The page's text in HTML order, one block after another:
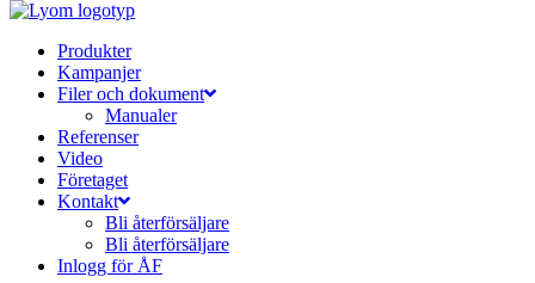
Produkter
Kampanjer
Filer och dokument
Manualer
Referenser
Video
Företaget
Kontakt
Bli återförsäljare
Bli återförsäljare
Inlogg för ÅF